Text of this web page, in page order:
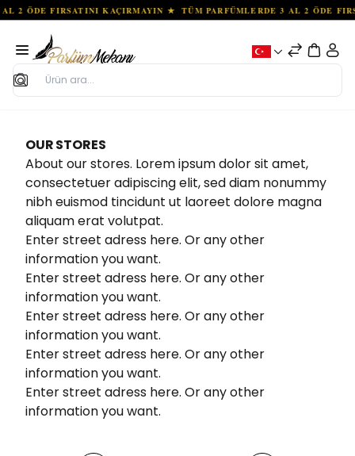
Ara
OUR STORES
About our stores. Lorem ipsum dolor sit amet,
consectetuer adipiscing elit, sed diam nonummy
nibh euismod tincidunt ut laoreet dolore magna
aliquam erat volutpat.
Enter street adress here. Or any other
information you want.
Enter street adress here. Or any other
information you want.
Enter street adress here. Or any other
information you want.
Enter street adress here. Or any other
information you want.
Enter street adress here. Or any other
information you want.